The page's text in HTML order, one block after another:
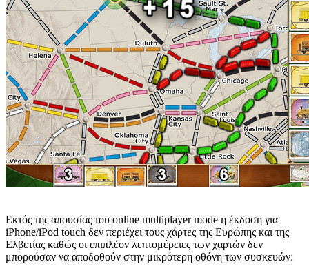
Εκτός της απουσίας του online multiplayer mode η έκδοση για
iPhone/iPod touch δεν περιέχει τους χάρτες της Ευρώπης και της
Ελβετίας καθώς οι επιπλέον λεπτομέρειες των χαρτών δεν
μπορούσαν να αποδοθούν στην μικρότερη οθόνη των συσκευών: